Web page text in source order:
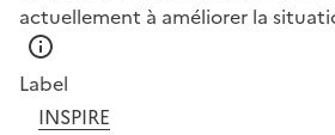
actuellement à améliorer la
Label
INSPIRE